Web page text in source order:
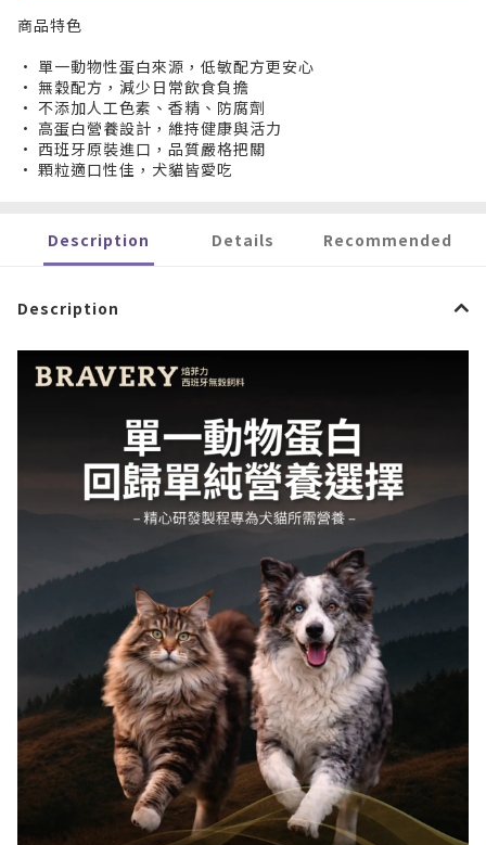
商品特色
• 單一動物性蛋白來源，低敏配方更安心
• 無穀配方，減少日常飲食負擔
• 不添加人工色素、香精、防腐劑
• 高蛋白營養設計，維持健康與活力
• 西班牙原裝進口，品質嚴格把關
• 顆粒適口性佳，犬貓皆愛吃
Description Details Recommended
Description